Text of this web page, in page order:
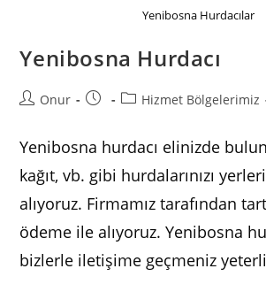
Yenibosna Hurdacılar
Yenibosna Hurdacı
PostOnur
Post
PostHizmet Bölgelerimiz
Yenibosna hurdacı elinizde
kağıt, vb. gibi hurdalarınızı
alıyoruz. Firmamız tarafından
ödeme ile alıyoruz. Yenibosna
bizlerle iletişime geçmeniz